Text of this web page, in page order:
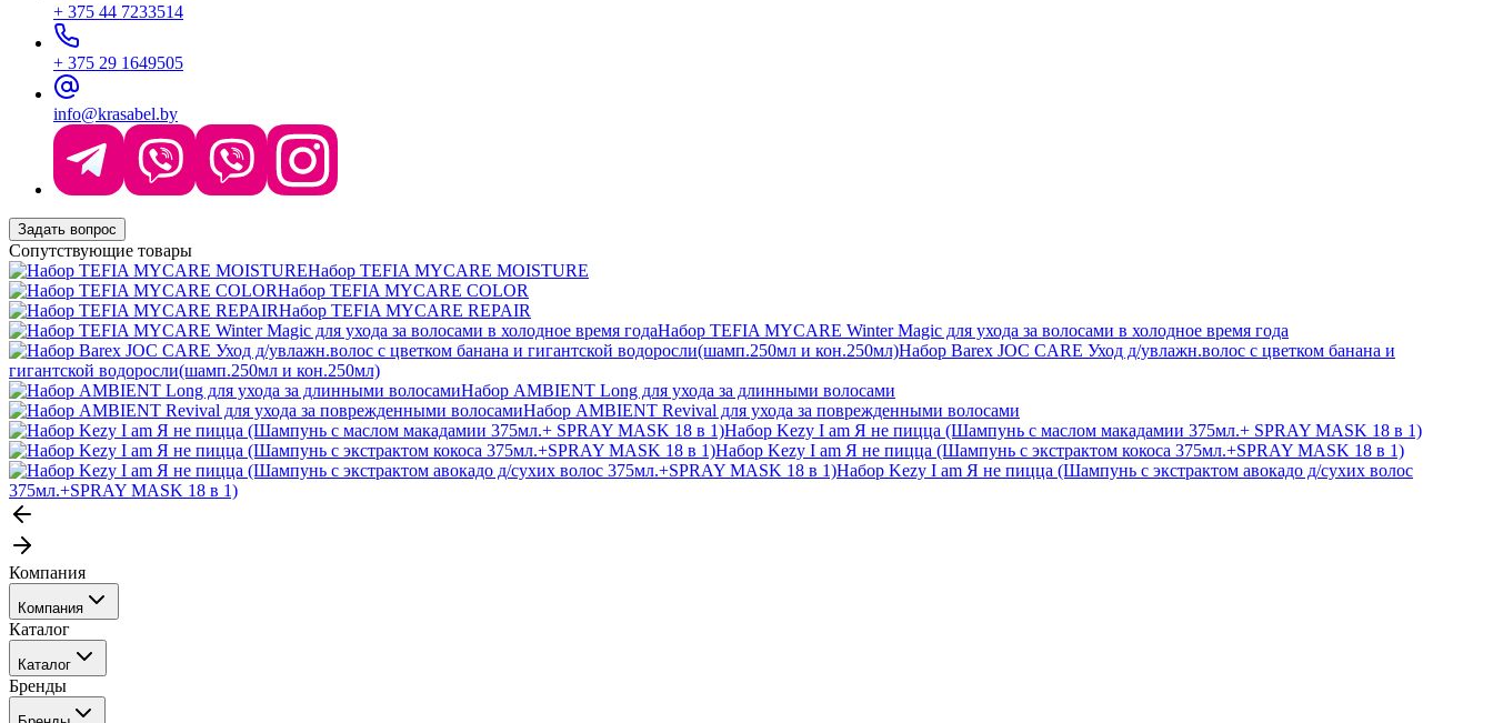
+ 375 44 7233514
+ 375 29 1649505
info@krasabel.by
Задать вопрос
Сопутствующие товары
Набор TEFIA MYCARE MOISTURE
Набор TEFIA MYCARE COLOR
Набор TEFIA MYCARE REPAIR
Набор TEFIA MYCARE Winter Magic для ухода за волосами в холодное время года
Набор Barex JOC CARE Уход д/увлажн.волос с цветком банана и
гигантской водоросли(шамп.250мл и кон.250мл)
Набор AMBIENT Long для ухода за длинными волосами
Набор AMBIENT Revival для ухода за поврежденными волосами
Набор Kezy I am Я не пицца (Шампунь c маслом макадамии 375мл.+ SPRAY MASK 18 в 1)
Набор Kezy I am Я не пицца (Шампунь с экстрактом кокоса 375мл.+SPRAY MASK 18 в 1)
Набор Kezy I am Я не пицца (Шампунь с экстрактом авокадо д/сухих волос
375мл.+SPRAY MASK 18 в 1)
Компания
Компания
События
Покупателю
Каталог
Каталог
Профессиональные средства для окрашивания волос
Бренды